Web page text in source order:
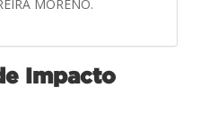
MORENO.
Impacto